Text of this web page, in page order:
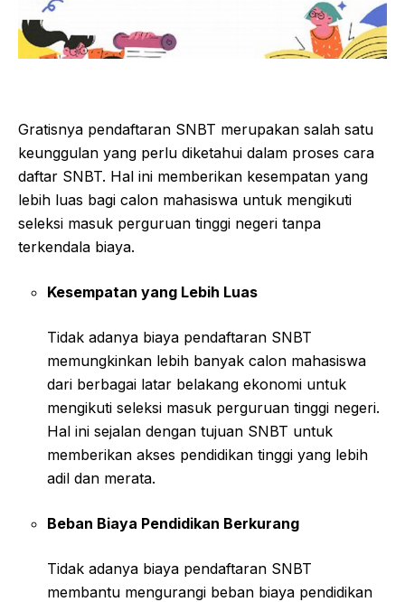
Gratisnya pendaftaran SNBT merupakan salah satu
keunggulan yang perlu diketahui dalam proses cara
daftar SNBT. Hal ini memberikan kesempatan yang
lebih luas bagi calon mahasiswa untuk mengikuti
seleksi masuk perguruan tinggi negeri tanpa
terkendala biaya.
Kesempatan yang Lebih Luas
Tidak adanya biaya pendaftaran SNBT
memungkinkan lebih banyak calon mahasiswa
dari berbagai latar belakang ekonomi untuk
mengikuti seleksi masuk perguruan tinggi negeri.
Hal ini sejalan dengan tujuan SNBT untuk
memberikan akses pendidikan tinggi yang lebih
adil dan merata.
Beban Biaya Pendidikan Berkurang
Tidak adanya biaya pendaftaran SNBT
membantu mengurangi beban biaya pendidikan